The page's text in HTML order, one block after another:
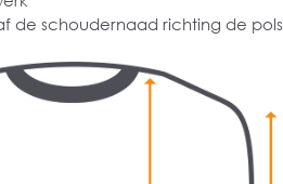
de schoudernaad richting de pols